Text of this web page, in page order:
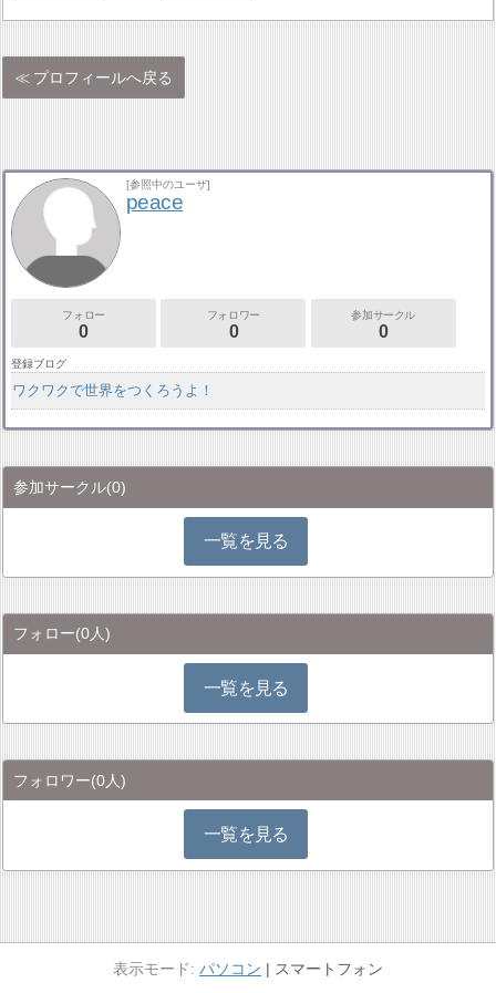
プロフィールへ戻る
[参照中のユーザ]
peace
フォロー
0
フォロワー
0
参加サークル
0
登録ブログ
ワクワクで世界をつくろうよ！
参加サークル(0)
一覧を見る
フォロー(0人)
一覧を見る
フォロワー(0人)
一覧を見る
パソコン スマートフォン